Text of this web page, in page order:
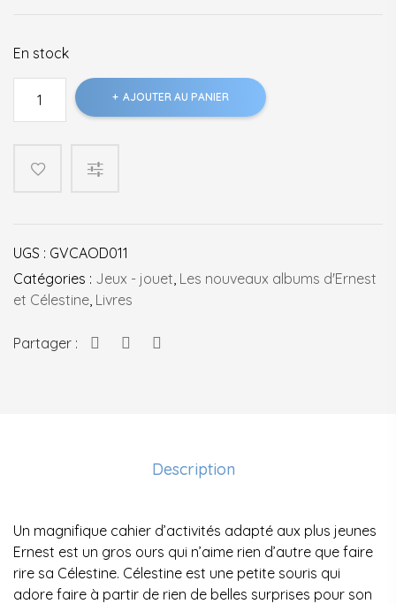
En stock
d'activité
AJOUTER AU PANIER
UGS : GVCAOD011
Catégories : Jeux - jouet Les nouveaux albums d'Ernest
et Célestine Livres
Partager :
Description
Un magnifique cahier d’activités adapté aux plus jeunes
Ernest est un gros ours qui n’aime rien d’autre que faire
rire sa Célestine. Célestine est une petite souris qui
adore faire à partir de rien de belles surprises pour son